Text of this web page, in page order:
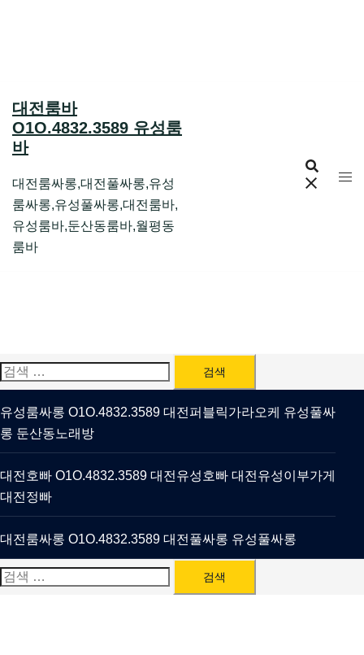
대전룸바
O1O.4832.3589 유성룸
바
대전룸싸롱,대전풀싸롱,유성
룸싸롱,유성풀싸롱,대전룸바,
유성룸바,둔산동룸바,월평동
룸바
검
색:
유성룸싸롱 O1O.4832.3589 대전퍼블릭가라오케 유성풀싸
롱 둔산동노래방
대전호빠 O1O.4832.3589 대전유성호빠 대전유성이부가게
대전정빠
대전룸싸롱 O1O.4832.3589 대전풀싸롱 유성풀싸롱
검